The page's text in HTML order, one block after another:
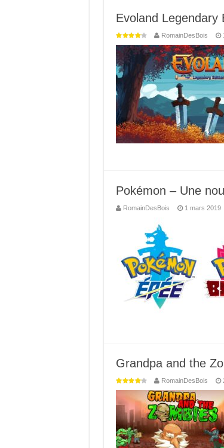
Evoland Legendary
RomainDesBois
Pokémon – Une
RomainDesBois 1 mars 2019
Grandpa and the
RomainDesBois